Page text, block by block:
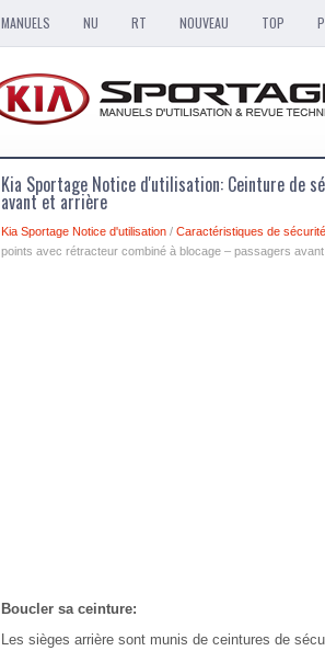
MANUELS NU RT NOUVEAU TOP
Kia Sportage Notice d'utilisation: Ceinture de
avant et arrière
Kia Sportage Notice d'utilisation / Caractéristiques de
points avec rétracteur combiné à blocage – passagers
Boucler sa ceinture:
Les sièges arrière sont munis de ceintures de